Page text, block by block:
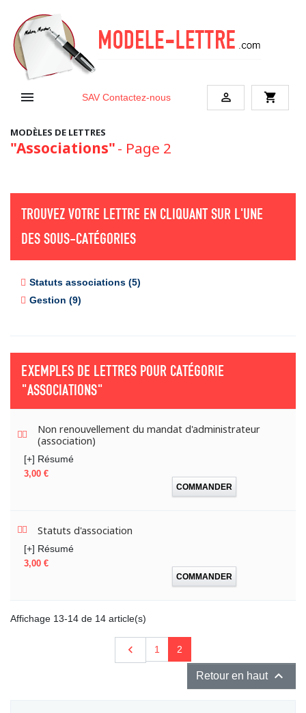
 SAV Contactez-nous  shopping_cart
MODÈLES DE LETTRES
"Associations"- Page 2
TROUVEZ VOTRE LETTRE EN CLIQUANT SUR L'UNE
DES SOUS-CATÉGORIES
Statuts associations (5)
Gestion (9)
EXEMPLES DE LETTRES POUR CATÉGORIE
"ASSOCIATIONS"
Non renouvellement du mandat d'administrateur
(association)
[+] Résumé
Prix
3,00 €
COMMANDER
Statuts d'association
[+] Résumé
Prix
3,00 €
COMMANDER
Affichage 13-14 de 14 article(s)
Précédent
 1 2
Retour en haut 